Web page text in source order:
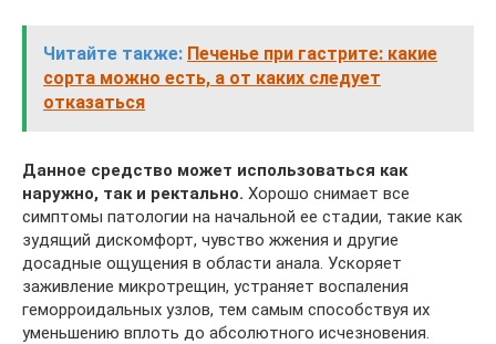
Читайте также: Печенье при гастрите: какие
сорта можно есть, а от каких следует
отказаться
Данное средство может использоваться как
наружно, так и ректально. Хорошо снимает все
симптомы патологии на начальной ее стадии, такие как
зудящий дискомфорт, чувство жжения и другие
досадные ощущения в области анала. Ускоряет
заживление микротрещин, устраняет воспаления
геморроидальных узлов, тем самым способствуя их
уменьшению вплоть до абсолютного исчезновения.